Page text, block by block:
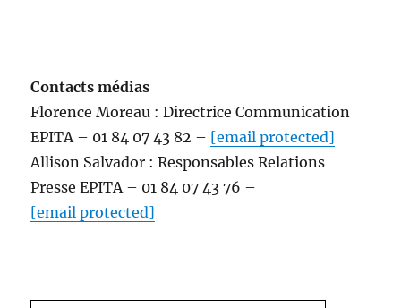
Contacts médias
Florence Moreau : Directrice Communication
EPITA – 01 84 07 43 82 – [email protected]
Allison Salvador : Responsables Relations
Presse EPITA – 01 84 07 43 76 –
[email protected]